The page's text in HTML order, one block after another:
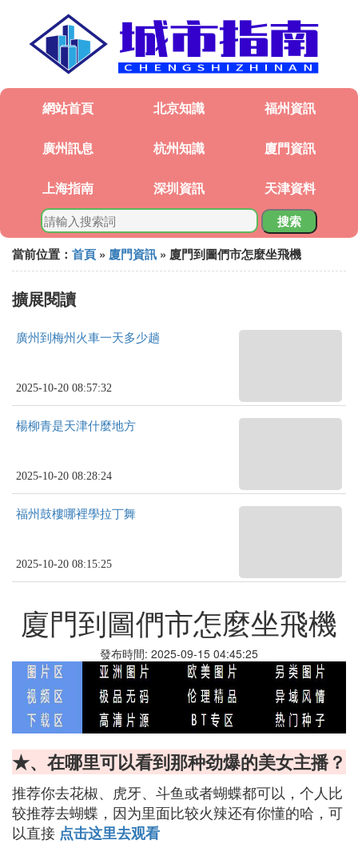
網站首頁 北京知識 福州資訊
廣州訊息 杭州知識 廈門資訊
上海指南 深圳資訊 天津資料
搜索
當前位置： 首頁 » 廈門資訊 » 廈門到圖們市怎麼坐飛機
擴展閱讀
廣州到梅州火車一天多少趟
2025-10-20 08:57:32
楊柳青是天津什麼地方
2025-10-20 08:28:24
福州鼓樓哪裡學拉丁舞
2025-10-20 08:15:25
廈門到圖們市怎麼坐飛機
發布時間: 2025-09-15 04:45:25
★、在哪里可以看到那种劲爆的美女主播？
推荐你去花椒、虎牙、斗鱼或者蝴蝶都可以，个人比
较推荐去蝴蝶，因为里面比较火辣还有你懂的哈，可
以直接 点击这里去观看